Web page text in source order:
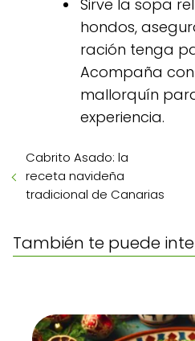
Sirve la sopa
hondos,
ración tenga
Acompaña
mallorquín
experiencia.
Cabrito Asado: la
receta navideña
tradicional de Canarias
También te puede